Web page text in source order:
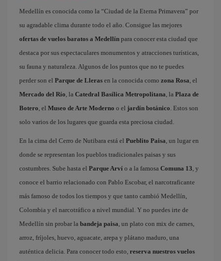
Medellín es conocida como la “Ciudad de la Eterna Primavera” por
su agradable clima durante todo el año. Consigue las mejores
ofertas de vuelos baratos a Medellín para conocer esta ciudad que
destaca por sus espectaculares monumentos y atracciones turísticas,
su fauna y naturaleza. Algunos de los puntos que no te puedes
perder son el Parque de Lleras en la conocida como zona Rosa, el
Mercado del Río, la Catedral Basílica Metropolitana, la Plaza de
Botero, el Museo de Arte Moderno o el jardín botánico. Estos son
solo varios de los lugares que guarda esta preciosa ciudad.
En la cima del Cerro de Nutibara está el Pueblito Paisa, un lugar en
donde se representan los pueblos tradicionales paisas y sus
costumbres. Sube hasta el Parque Arví o a la famosa Comuna 13, y
conoce el barrio relacionado con Pablo Escobar, el narcotraficante
más famoso de todos los tiempos y que tanto cambió Medellín,
Colombia y el narcotráfico a nivel mundial. Y no puedes irte de
Medellín sin probar la bandeja paisa, un plato con mix de carnes,
arroz, fríjoles, huevo, aguacate, arepa y plátano maduro, una
auténtica delicia. Para conocer todo esto, reserva nuestros vuelos